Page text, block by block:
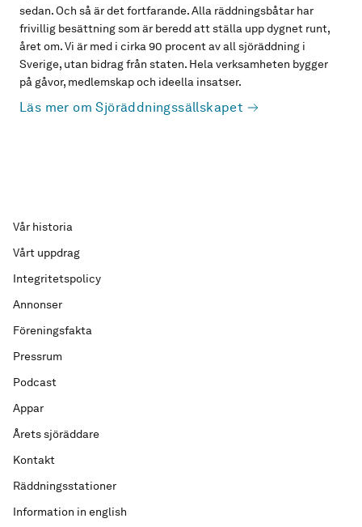
sedan. Och så är det fortfarande. Alla räddningsbåtar har
frivillig besättning som är beredd att ställa upp dygnet runt,
året om. Vi är med i cirka 90 procent av all sjöräddning i
Sverige, utan bidrag från staten. Hela verksamheten bygger
på gåvor, medlemskap och ideella insatser.
Läs mer om Sjöräddningssällskapet
Vår historia
Vårt uppdrag
Integritetspolicy
Annonser
Föreningsfakta
Pressrum
Podcast
Appar
Årets sjöräddare
Kontakt
Räddningsstationer
Information in english